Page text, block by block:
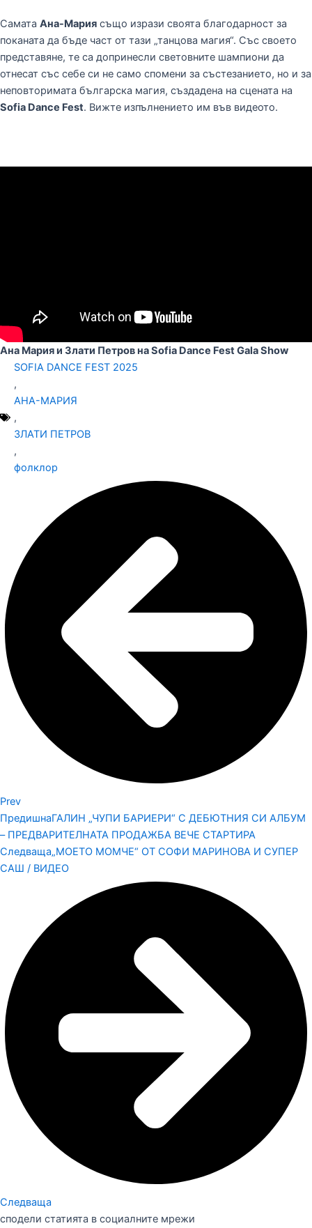
Самата Ана-Мария също изрази своята благодарност за
поканата да бъде част от тази „танцова магия“. Със своето
представяне, те са допринесли световните шампиони да
отнесат със себе си не само спомени за състезанието, но и за
неповторимата българска магия, създадена на сцената на
Sofia Dance Fest. Вижте изпълнението им във видеото.
Ана Мария и Злати Петров на Sofia Dance Fest Gala Show
SOFIA DANCE FEST 2025
,
АНА-МАРИЯ
,
ЗЛАТИ ПЕТРОВ
,
фолклор
Prev
ПредишнаГАЛИН „ЧУПИ БАРИЕРИ“ С ДЕБЮТНИЯ СИ АЛБУМ
– ПРЕДВАРИТЕЛНАТА ПРОДАЖБА ВЕЧЕ СТАРТИРА
Следваща„МОЕТО МОМЧЕ“ ОТ СОФИ МАРИНОВА И СУПЕР
САШ / ВИДЕО
Следваща
сподели статията в социалните мрежи